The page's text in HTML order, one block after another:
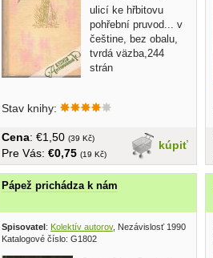
ulicí ke hřbitovu
pohřební pruvod... v
češtine, bez obalu,
tvrdá väzba,244
strán
Stav knihy:
kúpiť
Cena: €1,50 (39 Kč)
Pre Vás: €0,75 (19 Kč)
Pápež prichádza k nám
Spisovatel: Kolektív autorov, Nezávislosť 1990
Katalogové číslo: G1802